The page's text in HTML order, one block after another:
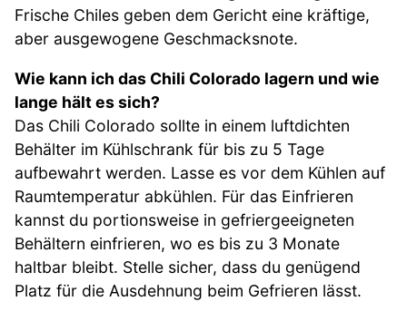
Frische Chiles geben dem Gericht eine kräftige,
aber ausgewogene Geschmacksnote.
Wie kann ich das Chili Colorado lagern und wie
lange hält es sich?
Das Chili Colorado sollte in einem luftdichten
Behälter im Kühlschrank für bis zu 5 Tage
aufbewahrt werden. Lasse es vor dem Kühlen auf
Raumtemperatur abkühlen. Für das Einfrieren
kannst du portionsweise in gefriergeeigneten
Behältern einfrieren, wo es bis zu 3 Monate
haltbar bleibt. Stelle sicher, dass du genügend
Platz für die Ausdehnung beim Gefrieren lässt.